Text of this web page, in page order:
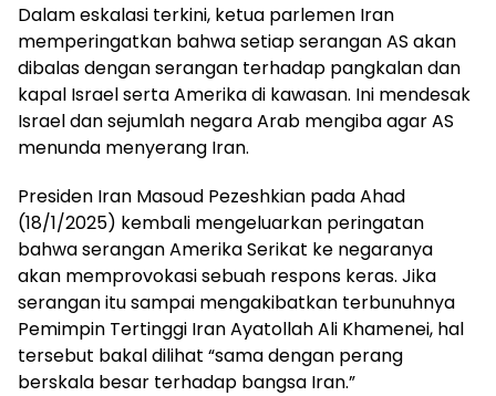
Dalam eskalasi terkini, ketua parlemen Iran
memperingatkan bahwa setiap serangan AS akan
dibalas dengan serangan terhadap pangkalan dan
kapal Israel serta Amerika di kawasan. Ini mendesak
Israel dan sejumlah negara Arab mengiba agar AS
menunda menyerang Iran.
Presiden Iran Masoud Pezeshkian pada Ahad
(18/1/2025) kembali mengeluarkan peringatan
bahwa serangan Amerika Serikat ke negaranya
akan memprovokasi sebuah respons keras. Jika
serangan itu sampai mengakibatkan terbunuhnya
Pemimpin Tertinggi Iran Ayatollah Ali Khamenei, hal
tersebut bakal dilihat “sama dengan perang
berskala besar terhadap bangsa Iran.”